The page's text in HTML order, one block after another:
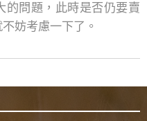
的問題，此時是否仍要賣
妨考慮一下了。